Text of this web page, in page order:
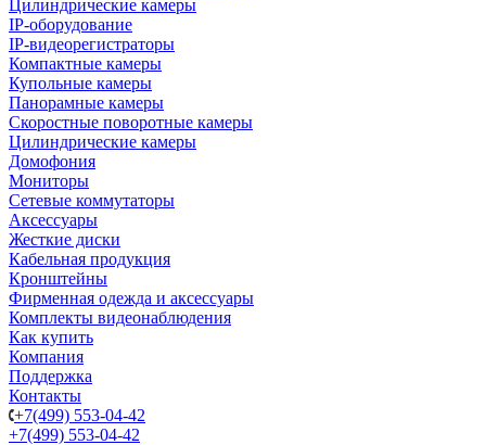
Цилиндрические камеры
IP-оборудование
IP-видеорегистраторы
Компактные камеры
Купольные камеры
Панорамные камеры
Скоростные поворотные камеры
Цилиндрические камеры
Домофония
Мониторы
Сетевые коммутаторы
Аксессуары
Жесткие диски
Кабельная продукция
Кронштейны
Фирменная одежда и аксессуары
Комплекты видеонаблюдения
Как купить
Компания
Поддержка
Контакты
+7(499) 553-04-42
+7(499) 553-04-42